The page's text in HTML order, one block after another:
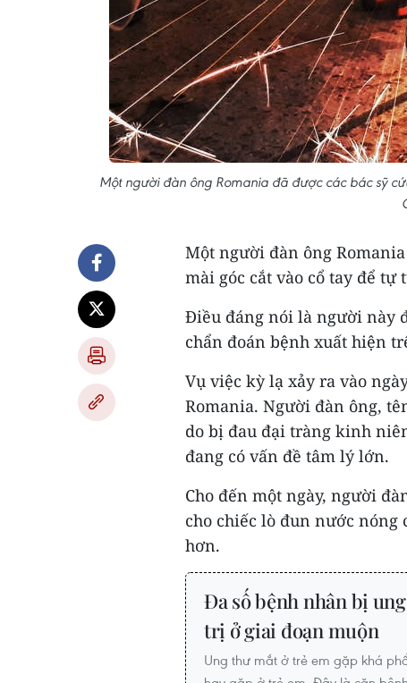
Một người đàn ông Romania đã được các bác sỹ
Một người đàn ông
mài góc cắt vào cổ tay để tự
Điều đáng nói là người này
chẩn đoán bệnh xuất hiện
Vụ việc kỳ lạ xảy ra vào
Romania. Người đàn ông,
do bị đau đại tràng kinh
đang có vấn đề tâm lý lớn.
Cho đến một ngày, người
cho chiếc lò đun nước nóng
hơn.
Đa số bệnh nhân bị
trị ở giai đoạn muộn
Ung thư mắt ở trẻ em gặp khá